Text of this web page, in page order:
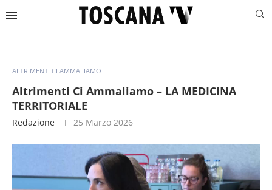
ALTRIMENTI CI AMMALIAMO
Altrimenti Ci Ammaliamo – LA MEDICINA
TERRITORIALE
Redazione 25 Marzo 2026